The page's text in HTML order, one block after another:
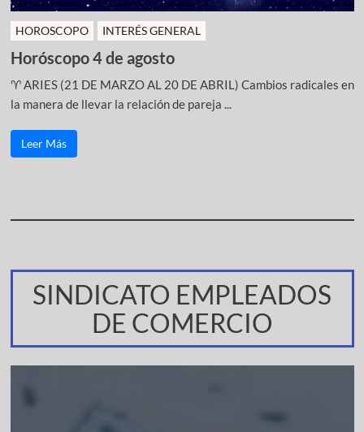
HOROSCOPO INTERÉS GENERAL
Horóscopo 4 de agosto
♈ ARIES (21 DE MARZO AL 20 DE ABRIL) Cambios radicales en
la manera de llevar la relación de pareja ...
Leer Más
SINDICATO EMPLEADOS
DE COMERCIO